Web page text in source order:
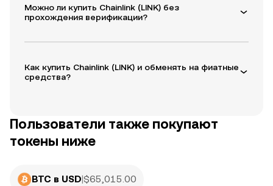
Можно ли купить Chainlink (LINK) без
прохождения верификации?
Как купить Chainlink (LINK) и обменять на фиатные
средства?
Пользователи также покупают
токены ниже
BTC в USD|$65,015.00